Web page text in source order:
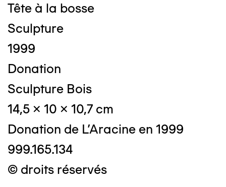
Tête à la bosse
Sculpture
1999
Donation
Sculpture Bois
14,5 x 10 x 10,7 cm
Donation de L'Aracine en 1999
999.165.134
© droits réservés